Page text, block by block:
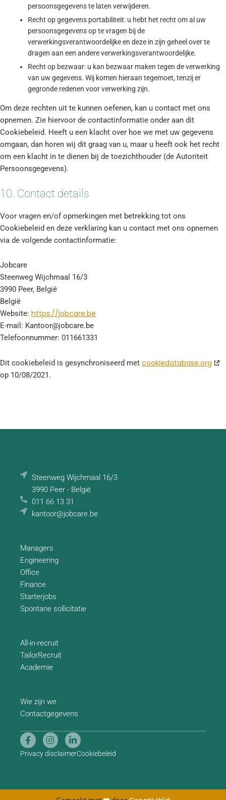
persoonsgegevens te laten verwijderen.
Recht op gegevens portabiliteit: u hebt het recht om al uw
persoonsgegevens op te vragen bij de
verwerkingsverantwoordelijke en deze in zijn geheel over te
dragen aan een andere verwerkingsverantwoordelijke.
Recht op bezwaar: u kan bezwaar maken tegen de verwerking
van uw gegevens. Wij komen hieraan tegemoet, tenzij er
gegronde redenen voor verwerking zijn.
Om deze rechten uit te kunnen oefenen, kan u contact met ons
opnemen. Zie hiervoor de contactinformatie onder aan dit
Cookiebeleid. Heeft u een klacht over hoe we met uw gegevens
omgaan, dan horen wij dit graag van u, maar u heeft ook het recht
om een klacht in te dienen bij de toezichthouder (de Autoriteit
Persoonsgegevens).
10. Contact details
Voor vragen en/of opmerkingen met betrekking tot ons
Cookiebeleid en deze verklaring kan u contact met ons opnemen
via de volgende contactinformatie:
Jobcare
Steenweg Wijchmaal 16/3
3990 Peer, België
België
Website: https://jobcare.be
E-mail: Kantoor@jobcare.be
Telefoonnummer: 011661331
Dit cookiebeleid is gesynchroniseerd met cookiedatabase.org
op 10/08/2021.
Steenweg Wijchmaal 16/3
3990 Peer - België
011 66 13 31
kantoor@jobcare.be
Managers
Engineering
Office
Finance
Starterjobs
Spontane sollicitatie
All-in-recruit
TailorRecruit
Academie
Wie zijn we
Contactgegevens
Privacy disclaimerCookiebeleid